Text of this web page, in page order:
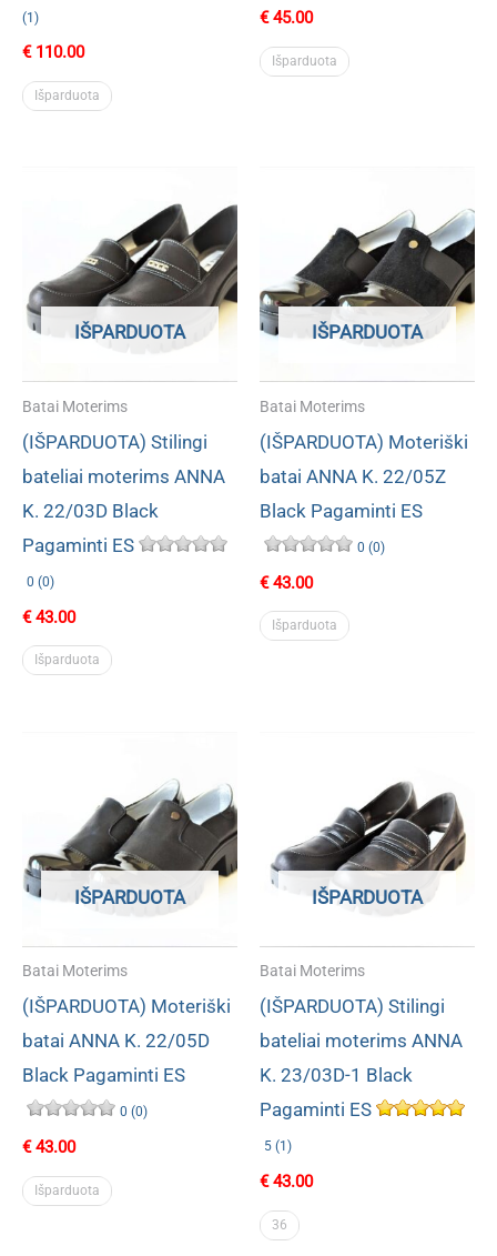
(1)
€110.00
Išparduota
€45.00
Išparduota
IŠPARDUOTA
Batai Moterims
(IŠPARDUOTA) Stilingi
bateliai moterims ANNA
K. 22/03D Black
Pagaminti ES
0 (0)
€43.00
Išparduota
IŠPARDUOTA
Batai Moterims
(IŠPARDUOTA) Moteriški
batai ANNA K. 22/05Z
Black Pagaminti ES
0 (0)
€43.00
Išparduota
IŠPARDUOTA
Batai Moterims
(IŠPARDUOTA) Moteriški
batai ANNA K. 22/05D
Black Pagaminti ES
0 (0)
€43.00
Išparduota
IŠPARDUOTA
Batai Moterims
(IŠPARDUOTA) Stilingi
bateliai moterims ANNA
K. 23/03D-1 Black
Pagaminti ES
5 (1)
€43.00
36